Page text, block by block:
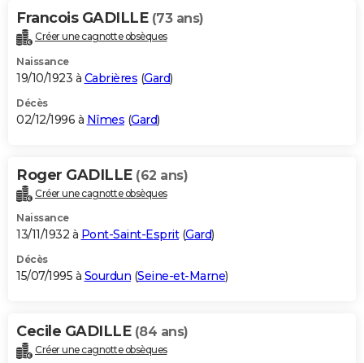
Francois GADILLE (73 ans)
Créer une cagnotte obsèques
Naissance
19/10/1923 à Cabrières (Gard)
Décès
02/12/1996 à Nîmes (Gard)
Roger GADILLE (62 ans)
Créer une cagnotte obsèques
Naissance
13/11/1932 à Pont-Saint-Esprit(Gard)
Décès
15/07/1995 à Sourdun (Seine-et-Marne)
Cecile GADILLE (84 ans)
Créer une cagnotte obsèques